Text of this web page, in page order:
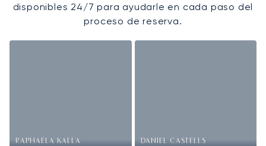
disponibles 24/7 para ayudarle en cada paso del
proceso de reserva.
RAPHAELA KALLA DANIEL CASTELLS